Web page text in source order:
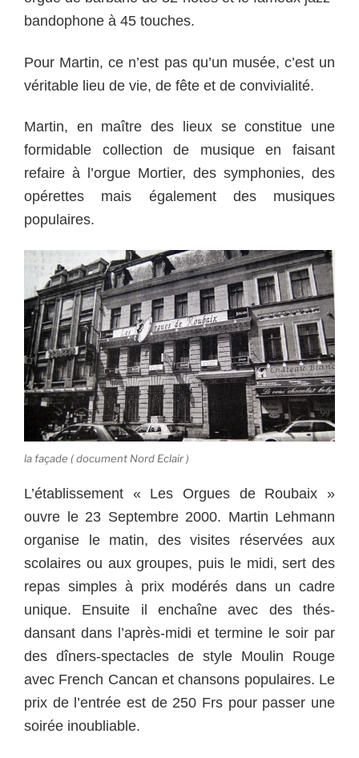
bandophone à 45 touches.
Pour Martin, ce n’est pas qu’un musée, c’est un
véritable lieu de vie, de fête et de convivialité.
Martin, en maître des lieux se constitue une
formidable collection de musique en faisant
refaire à l’orgue Mortier, des symphonies, des
opérettes mais également des musiques
populaires.
la façade ( document Nord Eclair )
L’établissement « Les Orgues de Roubaix »
ouvre le 23 Septembre 2000. Martin Lehmann
organise le matin, des visites réservées aux
scolaires ou aux groupes, puis le midi, sert des
repas simples à prix modérés dans un cadre
unique. Ensuite il enchaîne avec des thés-
dansant dans l’après-midi et termine le soir par
des dîners-spectacles de style Moulin Rouge
avec French Cancan et chansons populaires. Le
prix de l’entrée est de 250 Frs pour passer une
soirée inoubliable.